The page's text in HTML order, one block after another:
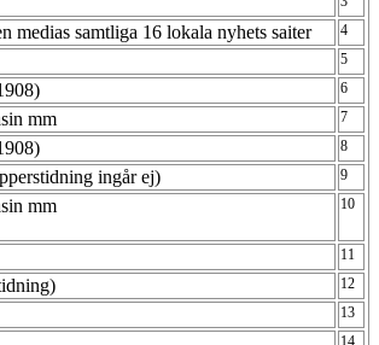
samtliga 16 lokala nyhets saiter 4
5
6
mm 7
8
ingår ej) 9
mm 10
11
12
13